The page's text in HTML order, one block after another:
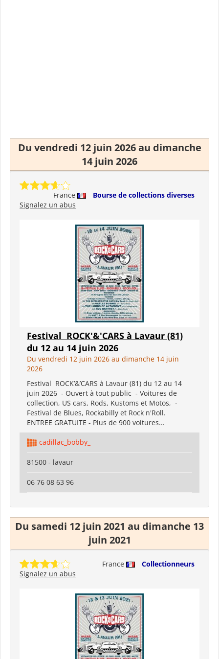
Du vendredi 12 juin 2026 au dimanche
14 juin 2026
France
Bourse de collections diverses
Signalez un abus
Festival ROCK'&'CARS à Lavaur (81)
du 12 au 14 juin 2026
Du vendredi 12 juin 2026 au dimanche 14 juin
2026
Festival ROCK’&’CARS à Lavaur (81) du 12 au 14
juin 2026 - Ouvert à tout public - Voitures de
collection, US cars, Rods, Kustoms et Motos, -
Festival de Blues, Rockabilly et Rock n'Roll.
ENTREE GRATUITE - Plus de 900 voitures...
cadillac_bobby_
81500 - lavaur
06 76 08 63 96
Du samedi 12 juin 2021 au dimanche 13
juin 2021
France
Collectionneurs
Signalez un abus